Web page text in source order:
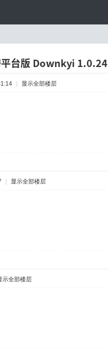
平台版 Downkyi 1.0.24
显示全部楼层
显示全部楼层
示全部楼层